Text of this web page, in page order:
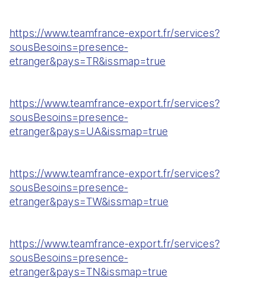
https://www.teamfrance-export.fr/services?
sousBesoins=presence-
etranger&pays=TR&issmap=true
https://www.teamfrance-export.fr/services?
sousBesoins=presence-
etranger&pays=UA&issmap=true
https://www.teamfrance-export.fr/services?
sousBesoins=presence-
etranger&pays=TW&issmap=true
https://www.teamfrance-export.fr/services?
sousBesoins=presence-
etranger&pays=TN&issmap=true